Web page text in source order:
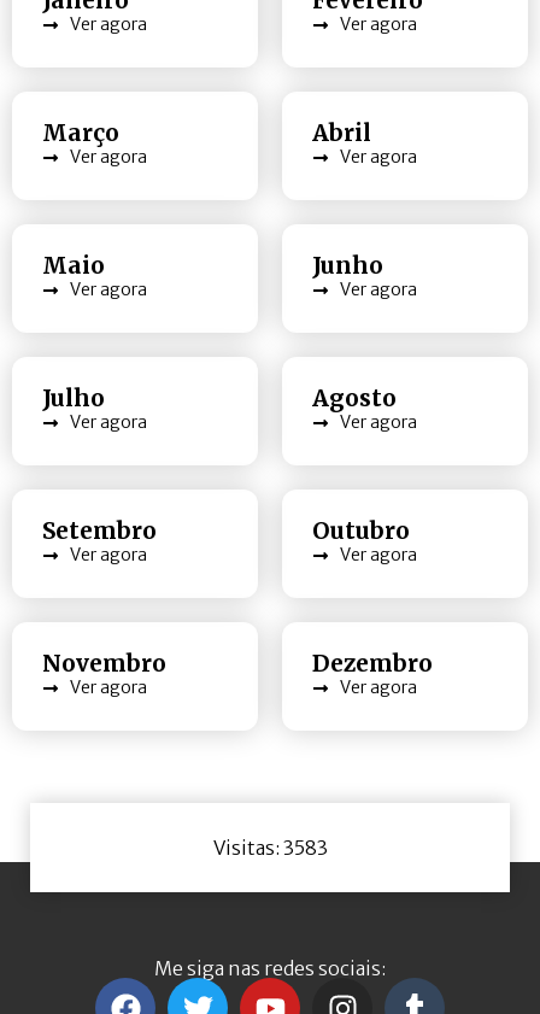
Ver agora Ver agora
Março
Ver agora
Abril
Ver agora
Maio
Ver agora
Junho
Ver agora
Julho
Ver agora
Agosto
Ver agora
Setembro
Ver agora
Outubro
Ver agora
Novembro
Ver agora
Dezembro
Ver agora
Visitas: 3583
Me siga nas redes sociais: